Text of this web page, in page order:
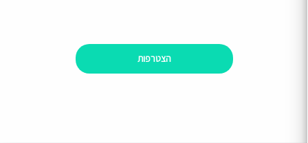
הצטרפות